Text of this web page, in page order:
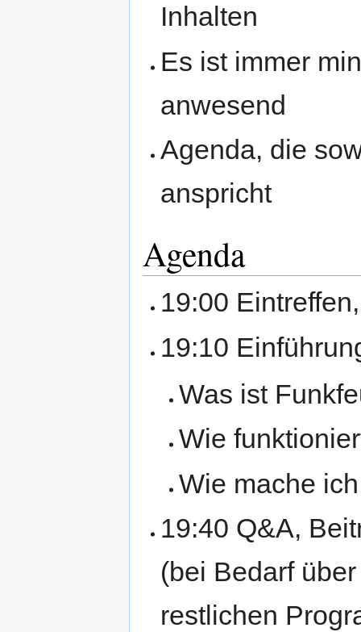
Inhalten
Es ist immer
anwesend
Agenda, die
anspricht
Agenda
19:00
19:10
Was ist
Wie
Wie mache
19:40 Q&A,
(bei Bedarf
restlichen